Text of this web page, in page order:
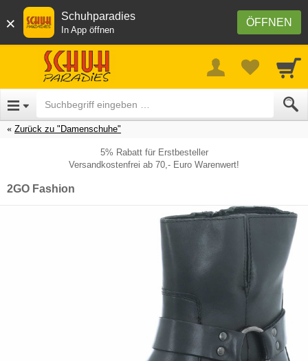
× ÖFFNEN
Schuhparadies
In App öffnen
Zurück zu "Damenschuhe"
5% Rabatt für Erstbesteller
Versandkostenfrei ab 70,- Euro Warenwert!
2GO Fashion